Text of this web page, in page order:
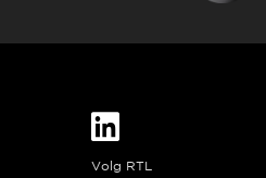
Volg RTL